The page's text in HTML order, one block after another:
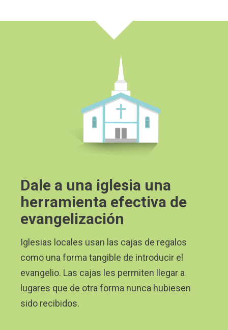
Dale a una iglesia una
herramienta efectiva de
evangelización
Iglesias locales usan las cajas de regalos
como una forma tangible de introducir el
evangelio. Las cajas les permiten llegar a
lugares que de otra forma nunca hubiesen
sido recibidos.